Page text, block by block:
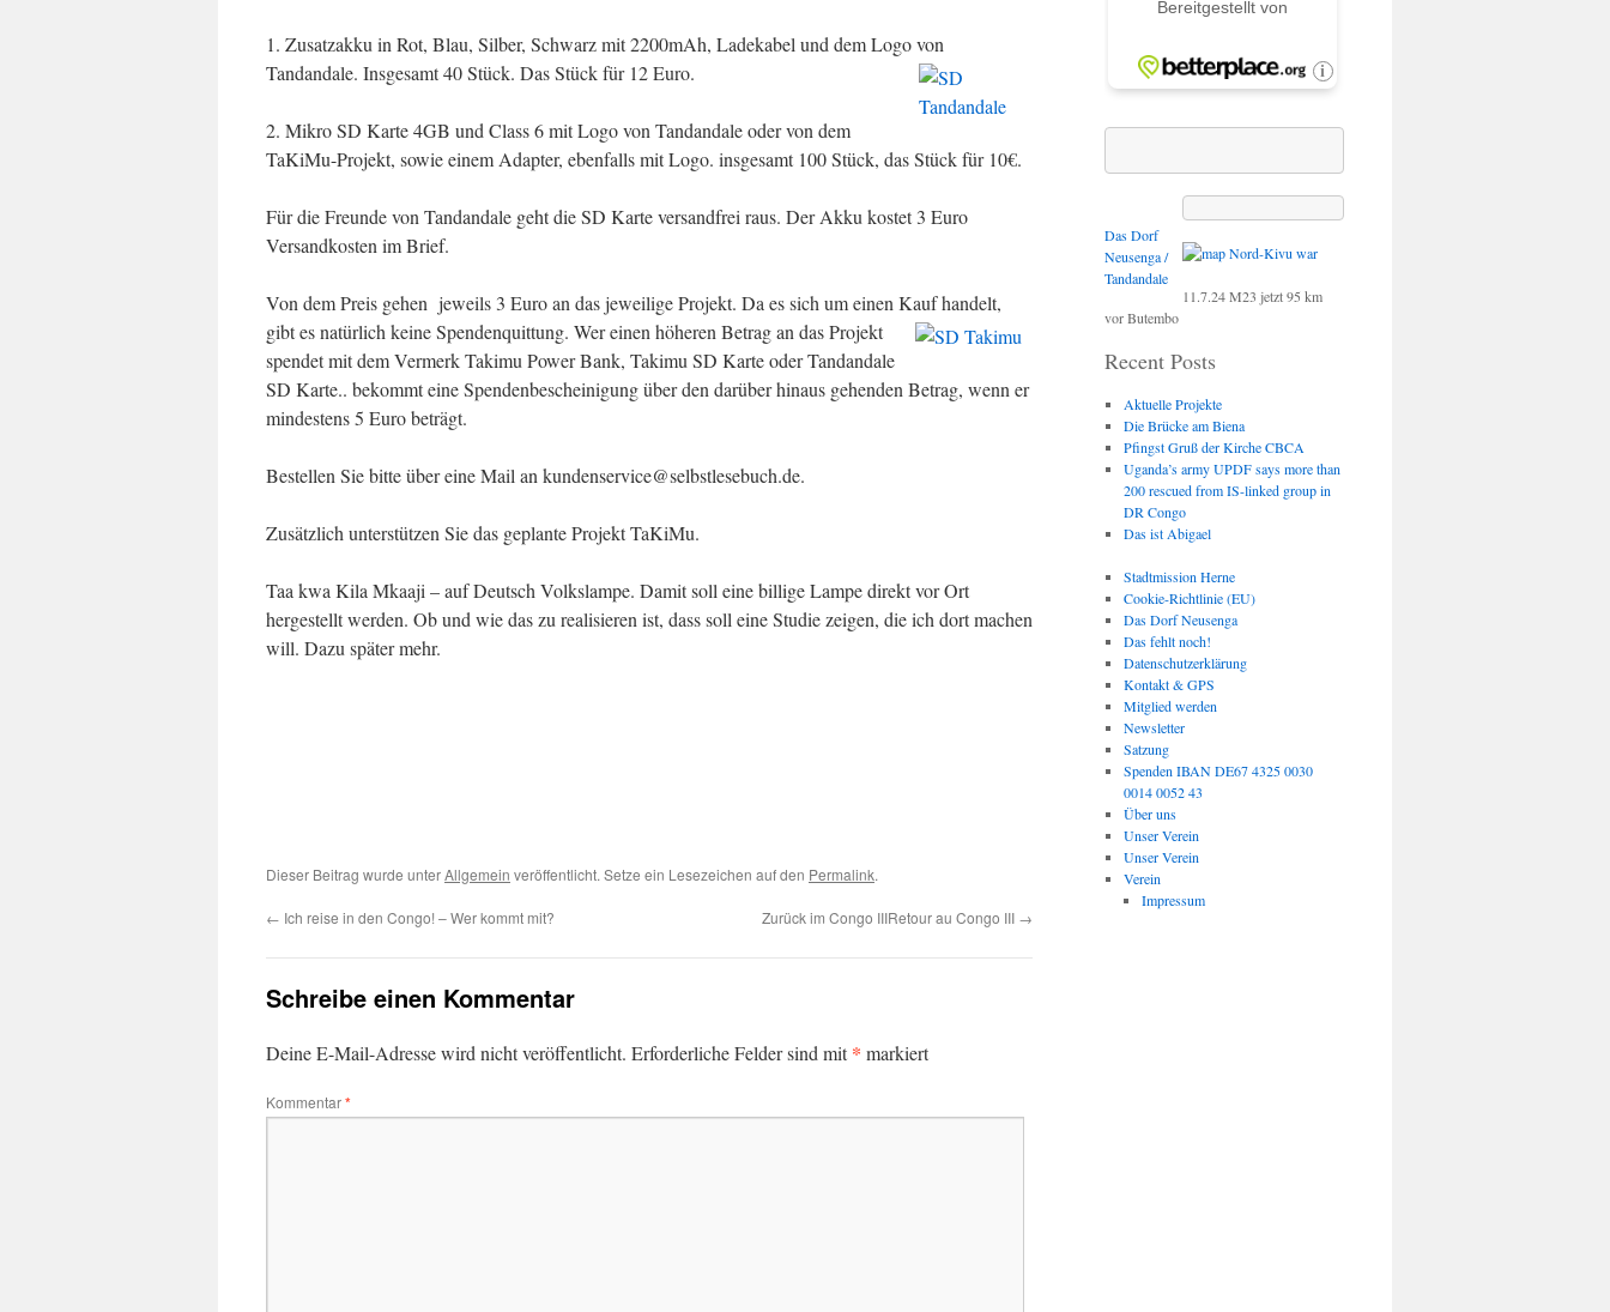
1. Zusatzakku in Rot, Blau, Silber, Schwarz mit 2200mAh, Ladekabel und dem Logo von
Tandandale. Insgesamt 40 Stück. Das Stück für 12 Euro.
2. Mikro SD Karte 4GB und Class 6 mit Logo von Tandandale oder von dem
TaKiMu-Projekt, sowie einem Adapter, ebenfalls mit Logo. insgesamt 100 Stück, das Stück für 10€.
Für die Freunde von Tandandale geht die SD Karte versandfrei raus. Der Akku kostet 3 Euro
Versandkosten im Brief.
Von dem Preis gehen jeweils 3 Euro an das jeweilige Projekt. Da es sich um einen Kauf handelt,
gibt es natürlich keine Spendenquittung. Wer einen höheren Betrag an das Projekt
spendet mit dem Vermerk Takimu Power Bank, Takimu SD Karte oder Tandandale
SD Karte.. bekommt eine Spendenbescheinigung über den darüber hinaus gehenden Betrag, wenn er
mindestens 5 Euro beträgt.
Bestellen Sie bitte über eine Mail an kundenservice@selbstlesebuch.de.
Zusätzlich unterstützen Sie das geplante Projekt TaKiMu.
Taa kwa Kila Mkaaji – auf Deutsch Volkslampe. Damit soll eine billige Lampe direkt vor Ort
hergestellt werden. Ob und wie das zu realisieren ist, dass soll eine Studie zeigen, die ich dort machen
will. Dazu später mehr.
Dieser Beitrag wurde unterAllgemein veröffentlicht. Setze ein Lesezeichen auf den Permalink.
← Ich reise in den Congo! – Wer kommt mit? Zurück im Congo IIIRetour au Congo III →
Schreibe einen Kommentar
Deine E-Mail-Adresse wird nicht veröffentlicht. Erforderliche Felder sind mit* markiert
Kommentar*
Das Dorf
Neusenga /
Tandandale
11.7.24 M23 jetzt 95 km
vor Butembo
Recent Posts
Aktuelle Projekte
Die Brücke am Biena
Pfingst Gruß der Kirche CBCA
Uganda’s army UPDF says more than
200 rescued from IS-linked group in
DR Congo
Das ist Abigael
Stadtmission Herne
Cookie-Richtlinie (EU)
Das Dorf Neusenga
Das fehlt noch!
Datenschutzerklärung
Kontakt & GPS
Mitglied werden
Newsletter
Satzung
Spenden IBAN DE67 4325 0030
0014 0052 43
Über uns
Unser Verein
Unser Verein
Verein
Impressum